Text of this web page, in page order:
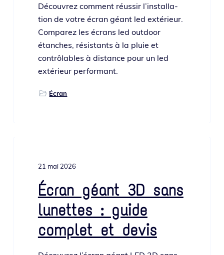
Découvrez com­ment réus­sir l’ins­tal­la­
tion de votre écran géant led exté­rieur.
Comparez les écrans led out­door
étanches, résis­tants à la pluie et
contrô­lables à dis­tance pour un led
exté­rieur performant.
Écran
21 mai 2026
Écran géant 3D sans
lunettes : guide
complet et devis